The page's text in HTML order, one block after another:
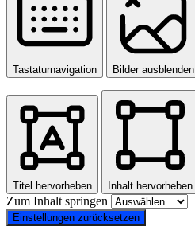
Tastaturnavigation Bilder ausblenden
Titel hervorheben Inhalt hervorheben
Zum Inhalt springen
Einstellungen zurücksetzen